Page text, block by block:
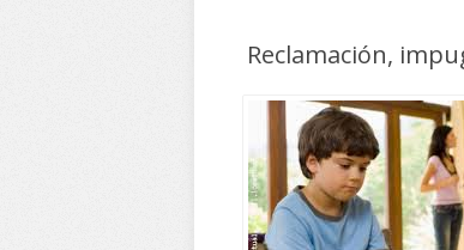
Reclamación,